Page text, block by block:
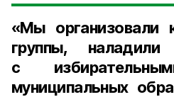
«Мы организовали
группы, наладили
с
муниципальных